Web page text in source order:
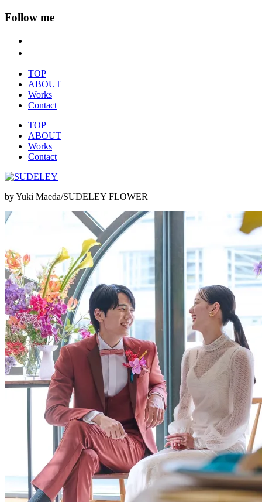
Follow me
TOP
ABOUT
Works
Contact
TOP
ABOUT
Works
Contact
by Yuki Maeda/SUDELEY FLOWER